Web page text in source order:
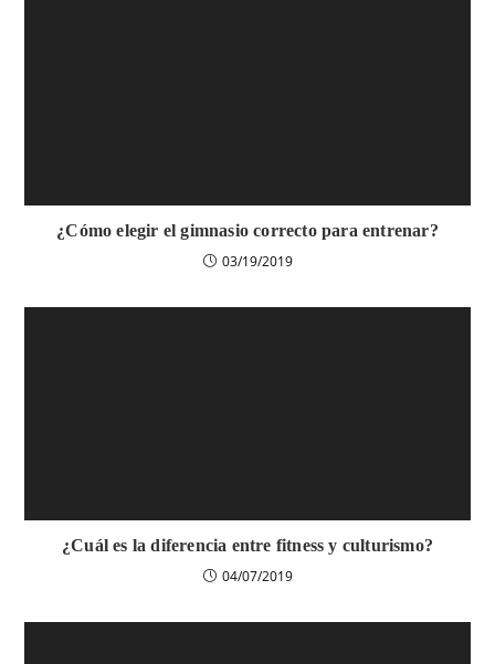
¿Cómo elegir el gimnasio correcto para entrenar?
03/19/2019
¿Cuál es la diferencia entre fitness y culturismo?
04/07/2019